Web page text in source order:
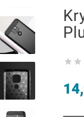
 